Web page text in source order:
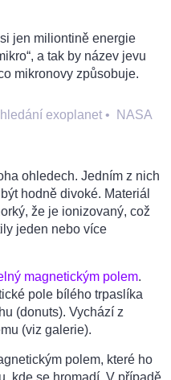
jen miliontině energie
a tak by název jevu
mikronovy způsobuje.
exoplanet • NASA
ohledech. Jedním z nich
hodně divoké. Materiál
že je ionizovaný, což
jeden nebo více
magnetickým polem.
pole bílého trpaslíka
(donuts). Vychází z
(viz galerie).
polem, které ho